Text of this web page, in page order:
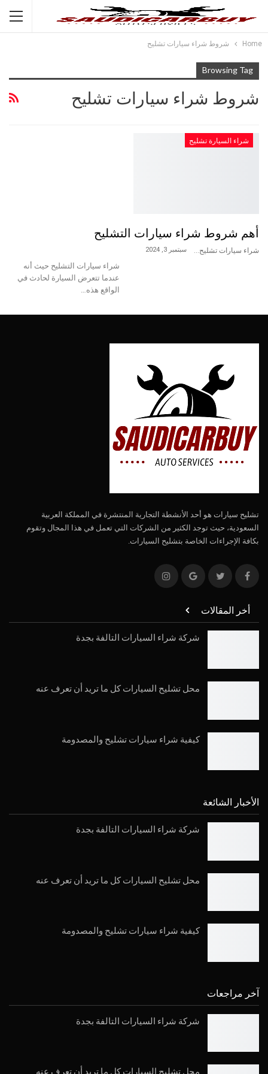
Home شروط شراء سيارات تشليح
Browsing Tag
شروط شراء سيارات تشليح
شراء السيارة تشليح
أهم شروط شراء سيارات التشليح
سبتمبر 3, 2024
شراء سيارات التشليح حيث أنه
عندما تتعرض السيارة لحادث في
الواقع هذه…
تشليح سيارات هو أحد الأنشطة التجارية المنتشرة في المملكة العربية
السعودية، حيث توجد الكثير من الشركات التي تعمل في هذا المجال وتقوم
بكافة الإجراءات الخاصة بتشليح السيارات.
أخر المقالات
شركة شراء السيارات التالفة بجدة
محل تشليح السيارات كل ما تريد أن تعرف عنه
كيفية شراء سيارات تشليح والمصدومة
الأخبار الشائعة
شركة شراء السيارات التالفة بجدة
محل تشليح السيارات كل ما تريد أن تعرف عنه
كيفية شراء سيارات تشليح والمصدومة
آخر مراجعات
شركة شراء السيارات التالفة بجدة
محل تشليح السيارات كل ما تريد أن تعرف عنه